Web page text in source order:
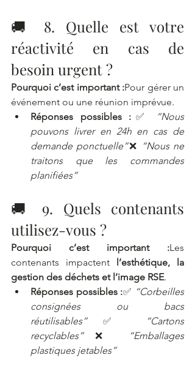
🚚 8. Quelle est votre
réactivité en cas de
besoin urgent ?
Pourquoi c’est important :Pour gérer un
événement ou une réunion imprévue.
Réponses possibles : ✅
“Nous
pouvons livrer en 24h en cas de
demande ponctuelle”❌
“Nous ne
traitons que les commandes
planifiées”
🚚 9. Quels contenants
utilisez-vous ?
Pourquoi c’est important :Les
contenants impactent l’esthétique, la
gestion des déchets et l’image RSE.
Réponses possibles :✅ “Corbeilles
consignées ou bacs
réutilisables”✅
“Cartons
recyclables”❌
“Emballages
plastiques jetables”